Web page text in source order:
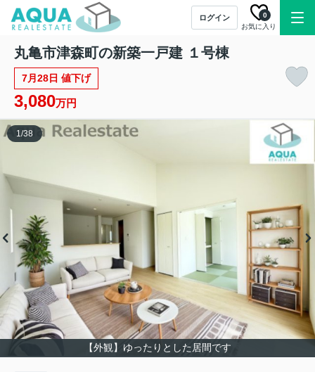
ログイン
お気に入り
0
丸亀市津森町の新築一戸建 １号棟
7月28日 値下げ
3,080万円
【外観】ゆったりとした居間です
1/38